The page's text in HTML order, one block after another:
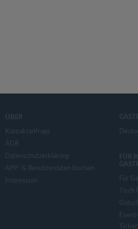
ÜBER
Kontaktanfrage
AGB
Datenschutzerklärung
APP- & Benutzerdaten löschen
Impressum
FÜR
Für